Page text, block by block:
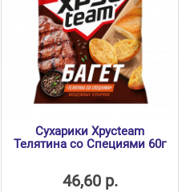
Сухарики Хрусteam
Телятина со Специями 60г
46,60 р.